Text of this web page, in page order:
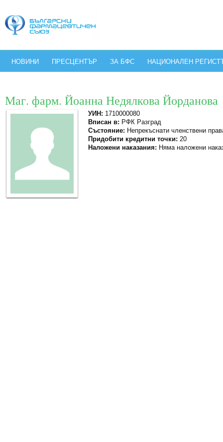
НОВИНИ ПРЕСЦЕНТЪР ЗА БФС НАЦИОНАЛЕН
Маг. фарм. Йоанна Недялкова Йорданова
УИН: 1710000080
Вписан в: РФК Разград
Състояние: Непрекъснати членствени
Придобити кредитни точки: 20
Наложени наказания: Няма наложени